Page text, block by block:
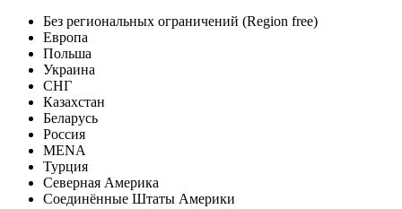
Без региональных ограничений (Region free)
Европа
Польша
Украина
СНГ
Казахстан
Беларусь
Россия
MENA
Турция
Северная Америка
Соединённые Штаты Америки